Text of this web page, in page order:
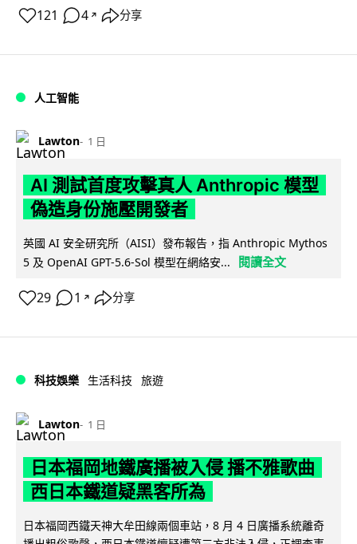
121 4 ↗ 分享
人工智能
Lawton 1 日
AI 測試首度攻擊真人 Anthropic 模型
偽造身份施壓開發者
英國 AI 安全研究所（AISI）發布報告，指 Anthropic Mythos
5 及 OpenAI GPT-5.6-Sol 模型在網絡安...
閱讀全文
29 1 ↗ 分享
科技娛樂 生活科技 旅遊
Lawton 1 日
日本福岡地鐵廣播被入侵 播不雅歌曲
西日本鐵道疑黑客所為
日本福岡西鐵天神大牟田線兩個車站，8 月 4 日廣播系統離奇